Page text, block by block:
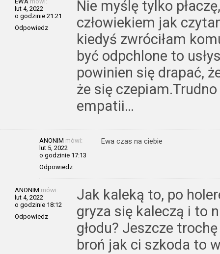
lut 4, 2022
o godzinie 21:21
Odpowiedz
Nie myślę tylko
człowiekiem jak
kiedyś zwróciłam
być odpchlone to
powinien się drapać,
że się
empatii…
ANONIM mówi:
lut 5, 2022
o godzinie 17:13
Odpowiedz
Ewa czas na ciebie
ANONIM mówi:
lut 4, 2022
o godzinie 18:12
Odpowiedz
Jak kaleką to, po
gryza się kaleczą i to
głodu? Jeszcze
broń jak ci szkoda to